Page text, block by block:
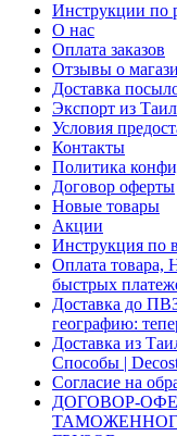
Инструкции по
О нас
Оплата заказов
Отзывы о
Доставка
Экспорт из
Условия
Контакты
Политика
Договор оферты
Новые товары
Акции
Инструкция по
Оплата товара,
быстрых
Доставка до
географию:
Доставка из
Способы |
Согласие на
ДОГОВОР-